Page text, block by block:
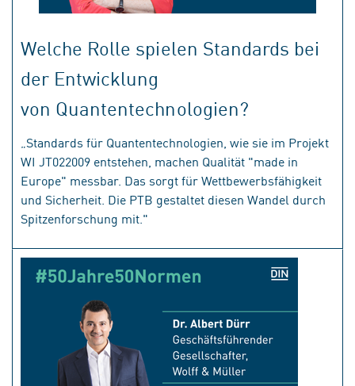
Welche Rolle spielen Standards bei
der Entwicklung
von Quantentechnologien?
„Standards für Quantentechnologien, wie sie im Projekt
WI JT022009 entstehen, machen Qualität "made in
Europe" messbar. Das sorgt für Wettbewerbsfähigkeit
und Sicherheit. Die PTB gestaltet diesen Wandel durch
Spitzenforschung mit."